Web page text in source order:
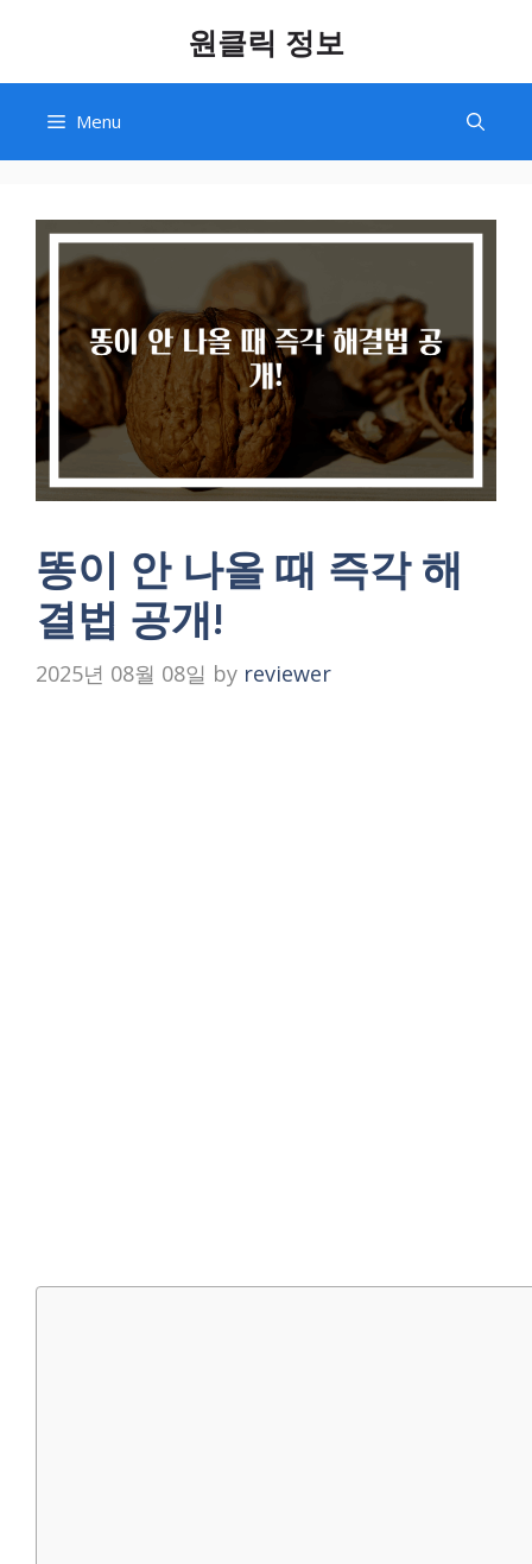
content
원클릭 정보
Menu
똥이 안 나올 때 즉각 해
결법 공개!
2025년 08월 08일 by reviewer